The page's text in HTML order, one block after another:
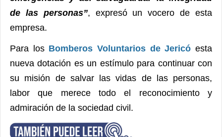
de las personas”, expresó un vocero de esta
empresa.
Para los Bomberos Voluntarios de Jericó esta
nueva dotación es un estímulo para continuar con
su misión de salvar las vidas de las personas,
labor que merece todo el reconocimiento y
admiración de la sociedad civil.